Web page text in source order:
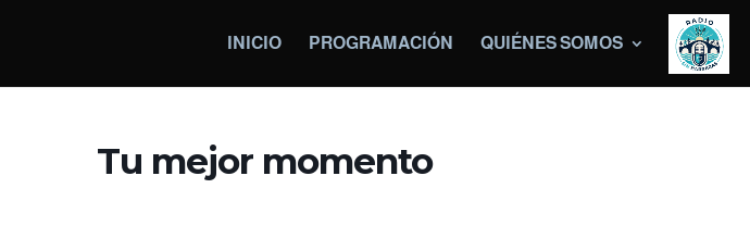
INICIO PROGRAMACIÓN QUIÉNES SOMOS
Tu mejor momento